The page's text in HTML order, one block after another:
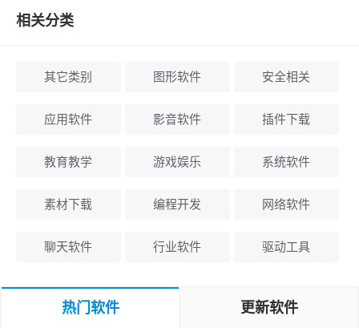
相关分类
其它类别 图形软件 安全相关
应用软件 影音软件 插件下载
教育教学 游戏娱乐 系统软件
素材下载 编程开发 网络软件
聊天软件 行业软件 驱动工具
热门软件 更新软件